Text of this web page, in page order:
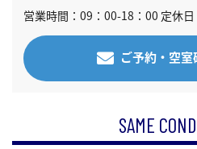
営業時間：09：00-18：00 定休
ご予約・空
SAME